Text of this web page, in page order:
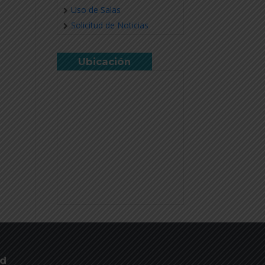
Uso de Salas
Solicitud de Noticias
Ubicación